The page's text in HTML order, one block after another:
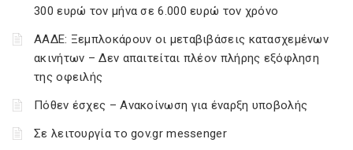
300 ευρώ τον μήνα σε 6.000 ευρώ τον χρόνο
ΑΑΔΕ: Ξεμπλοκάρουν οι μεταβιβάσεις κατασχεμένων
ακινήτων – Δεν απαιτείται πλέον πλήρης εξόφληση
της οφειλής
Πόθεν έσχες – Ανακοίνωση για έναρξη υποβολής
Σε λειτουργία το gov.gr messenger